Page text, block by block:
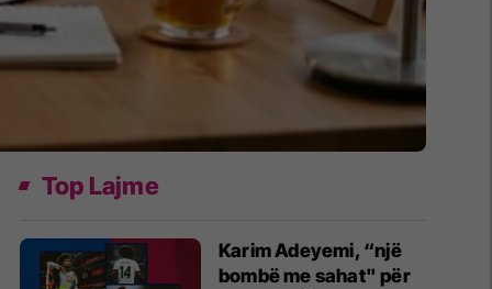
Top Lajme
Karim Adeyemi, “një
bombë me sahat" për